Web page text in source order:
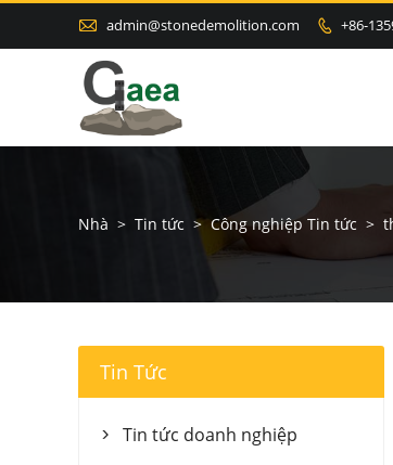
 admin@stonedemolition.com  +86-
Nhà > Tin tức > Công nghiệp Tin tức >
Tin Tức
 Tin tức doanh nghiệp